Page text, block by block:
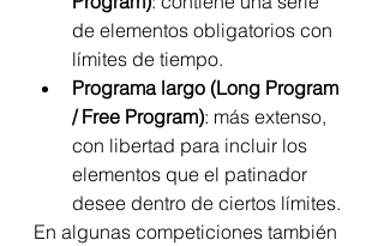
de elementos obligatorios con
límites de tiempo.
Programa largo (Long Program
/ Free Program): más extenso,
con libertad para incluir los
elementos que el patinador
desee dentro de ciertos límites.
En algunas competiciones también